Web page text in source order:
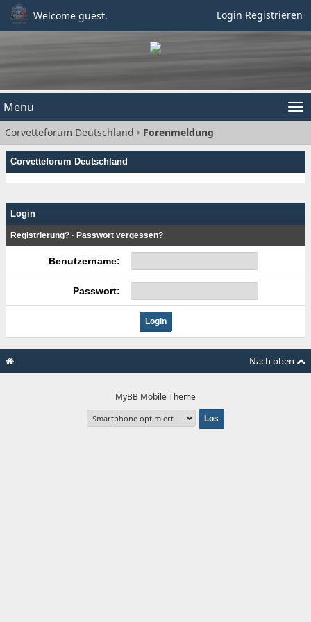
Welcome guest. Login Registrieren
Menu
Corvetteforum Deutschland Forenmeldung
Corvetteforum Deutschland
Login
Registrierung? · Passwort vergessen?
Benutzername:
Passwort:
Nach oben
MyBB Mobile Theme